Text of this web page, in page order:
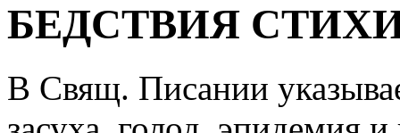
БЕДСТВИЯ
В Свящ. Писании